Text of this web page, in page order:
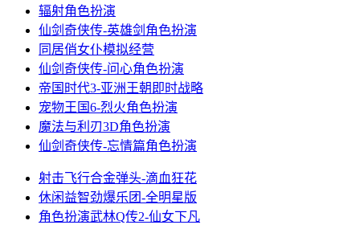
辐射角色扮演
仙剑奇侠传-英雄剑 角色扮演
同居俏女仆模拟经营
仙剑奇侠传-问心角色扮演
帝国时代3-亚洲王朝即时战略
宠物王国6-烈火角色扮演
魔法与利刃3D角色扮演
仙剑奇侠传-忘情篇角色扮演
射击飞行合金弹头-滴血狂花
休闲益智劲爆乐团-全明星版
角色扮演武林Q传2-仙女下凡